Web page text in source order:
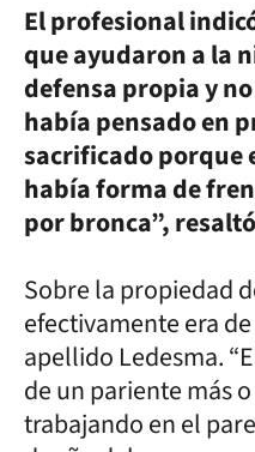
El profesional
que ayudaron a la
defensa propia y
había pensado en
sacrificado porque
había forma de
por bronca”,
Sobre la propiedad
efectivamente era
apellido Ledesma.
de un pariente más
trabajando en el